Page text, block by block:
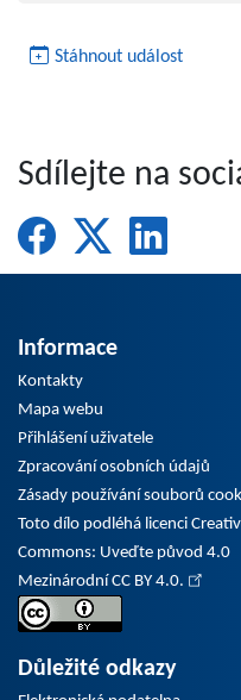
Stáhnout událost
Sdílejte na
Informace
Kontakty
Mapa webu
Přihlášení uživatele
Zpracování osobních údajů
Zásady používání souborů
Toto dílo podléhá licenci
Commons: Uveďte původ 4.0
Mezinárodní CC BY 4.0.
Důležité odkazy